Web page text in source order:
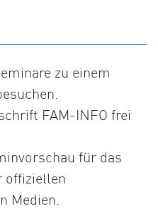
zu einem
FAM-INFO frei
für das
offiziellen
Medien.